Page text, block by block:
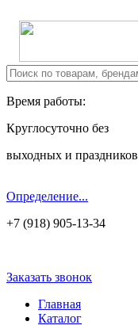
Время работы:
Круглосуточно без
выходных и праздников
Определение...
+7 (918) 905-13-34
Заказать звонок
Главная
Каталог